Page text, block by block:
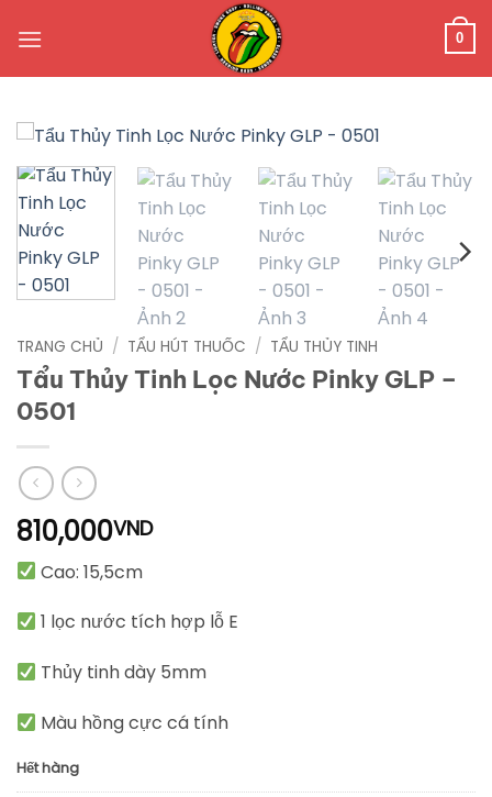
qua
0
TRANG CHỦ / TẨU HÚT THUỐC / TẨU THỦY TINH
Tẩu Thủy Tinh Lọc Nước Pinky GLP –
0501
810,000VND
Cao: 15,5cm
1 lọc nước tích hợp lỗ E
Thủy tinh dày 5mm
Màu hồng cực cá tính
Hết hàng